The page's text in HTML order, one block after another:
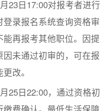
23日17:00对报考者进行
录报名系统查询资格审
再报考其他职位。因提
未通过初审的，可在报
改。
25日22:00，通过资格初